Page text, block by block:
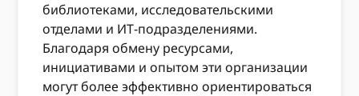
библиотеками, исследовательскими
отделами и ИТ-подразделениями.
Благодаря обмену ресурсами,
инициативами и опытом эти организации
могут более эффективно ориентироваться